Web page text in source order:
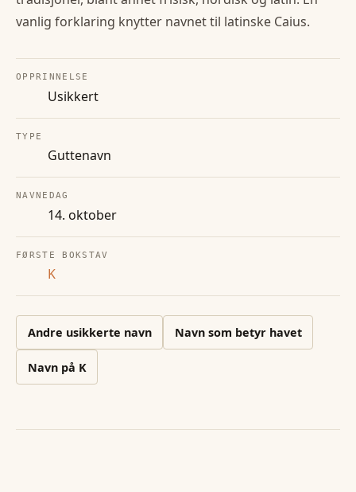
vanlig forklaring knytter navnet til latinske Caius.
OPPRINNELSE
Usikkert
TYPE
Guttenavn
NAVNEDAG
14. oktober
FØRSTE BOKSTAV
K
Andre usikkerte navn Navn som betyr havet
Navn på K